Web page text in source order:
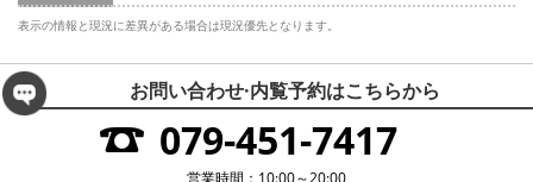
表示の情報と現況に差異がある場合は現況優先となります。
お問い合わせ·内覧予約はこちらから
079-451-7417
営業時間：10:00～20:00